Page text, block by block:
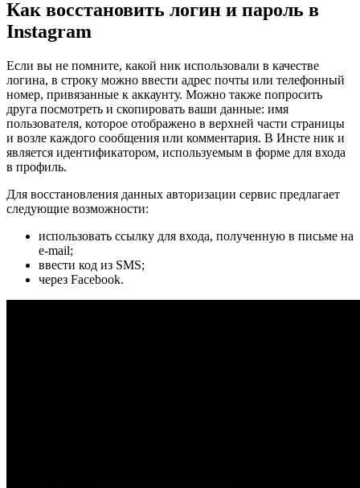
Как восстановить логин и пароль в
Instagram
Если вы не помните, какой ник использовали в качестве
логина, в строку можно ввести адрес почты или телефонный
номер, привязанные к аккаунту. Можно также попросить
друга посмотреть и скопировать ваши данные: имя
пользователя, которое отображено в верхней части страницы
и возле каждого сообщения или комментария. В Инсте ник и
является идентификатором, используемым в форме для входа
в профиль.
Для восстановления данных авторизации сервис предлагает
следующие возможности:
использовать ссылку для входа, полученную в письме на
e-mail;
ввести код из SMS;
через Facebook.